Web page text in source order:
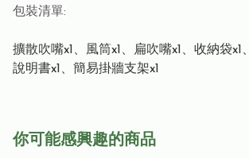
包裝清單:
擴散吹嘴x1、風筒x1、扁吹嘴x1、收納袋x1、
說明書x1、簡易掛牆支架x1
你可能感興趣的商品